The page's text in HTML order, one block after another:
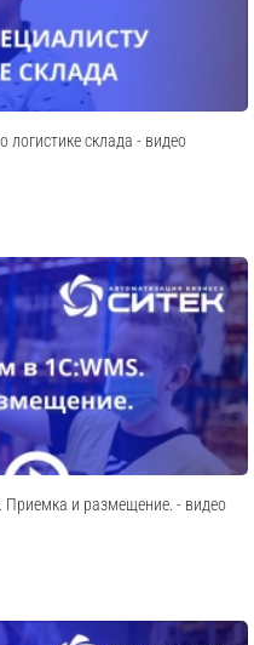
логистике склада - видео
Приемка и размещение. - видео